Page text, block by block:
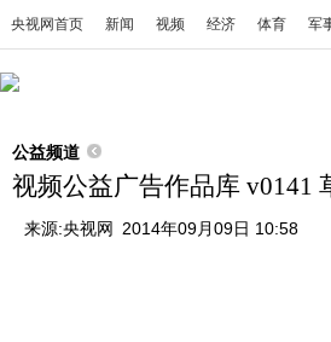
央视网首页 新闻 视频 经济 体育 军
公益频道
视频公益广告作品库 v0141
来源:央视网 2014年09月09日 10:58